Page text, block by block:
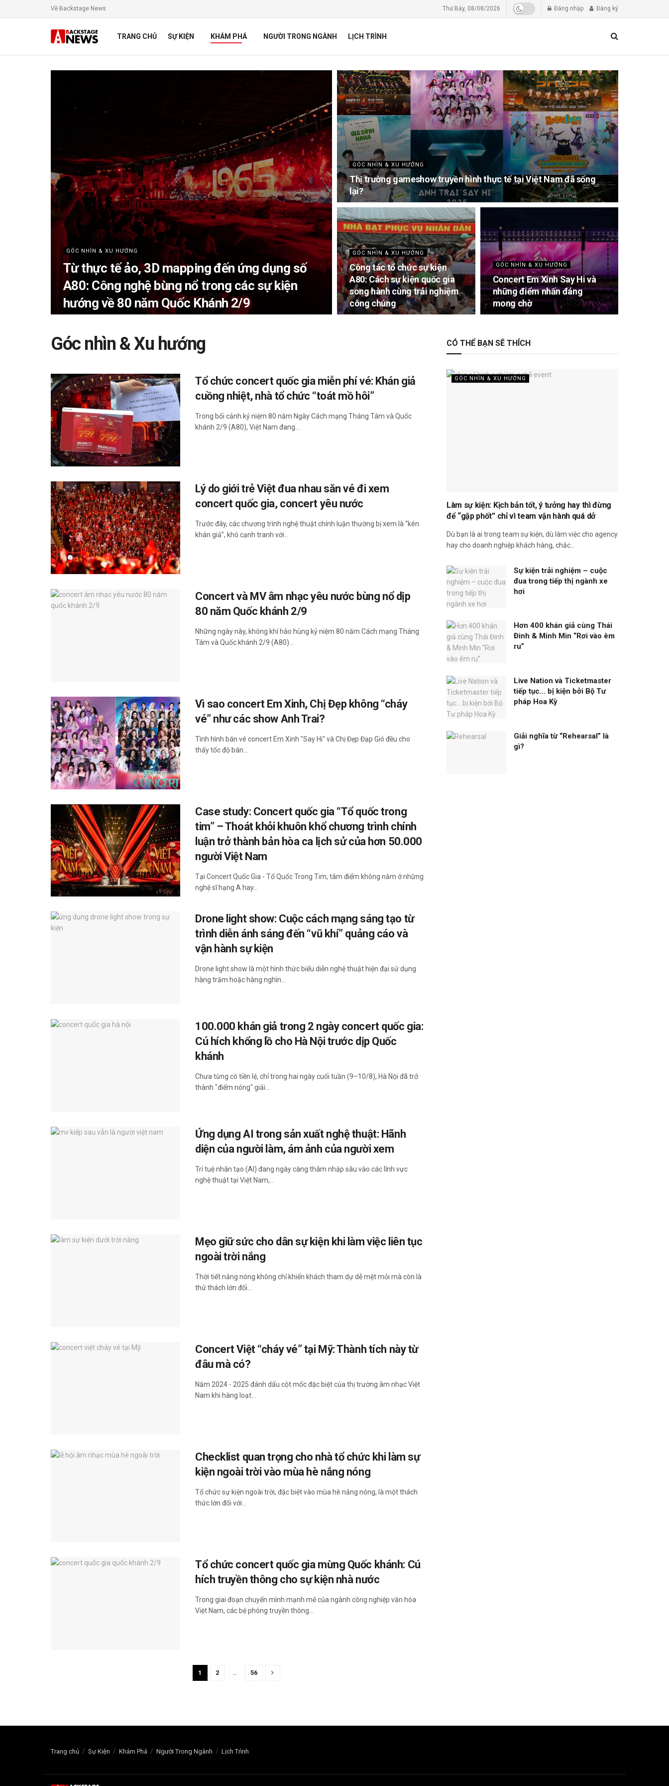
Về Backstage News Thứ Bảy, 08/08/2026 Đăng nhập Đăng ký
TRANG CHỦ SỰ KIỆN KHÁM PHÁ NGƯỜI TRONG NGÀNH LỊCH TRÌNH
GÓC NHÌN & XU HƯỚNG
Từ thực tế ảo, 3D mapping đến ứng dụng số
A80: Công nghệ bùng nổ trong các sự kiện
hướng về 80 năm Quốc Khánh 2/9
GÓC NHÌN & XU HƯỚNG
Thị trường gameshow truyền hình thực tế tại Việt Nam đã sống
lại?
GÓC NHÌN & XU HƯỚNG
Công tác tổ chức sự kiện
A80: Cách sự kiện quốc gia
song hành cùng trải nghiệm
công chúng
GÓC NHÌN & XU HƯỚNG
Concert Em Xinh Say Hi và
những điểm nhấn đáng
mong chờ
Góc nhìn & Xu hướng
Tổ chức concert quốc gia miễn phí vé: Khán giả
cuồng nhiệt, nhà tổ chức “toát mồ hôi”
Trong bối cảnh kỷ niệm 80 năm Ngày Cách mạng Tháng Tám và Quốc
khánh 2/9 (A80), Việt Nam đang...
Lý do giới trẻ Việt đua nhau săn vé đi xem
concert quốc gia, concert yêu nước
Trước đây, các chương trình nghệ thuật chính luận thường bị xem là “kén
khán giả”, khó cạnh tranh với...
Concert và MV âm nhạc yêu nước bùng nổ dịp
80 năm Quốc khánh 2/9
Những ngày này, không khí hào hùng kỷ niệm 80 năm Cách mạng Tháng
Tám và Quốc khánh 2/9 (A80)...
Vì sao concert Em Xinh, Chị Đẹp không “cháy
vé” như các show Anh Trai?
Tình hình bán vé concert Em Xinh "Say Hi" và Chị Đẹp Đạp Gió đều cho
thấy tốc độ bán...
Case study: Concert quốc gia “Tổ quốc trong
tim” – Thoát khỏi khuôn khổ chương trình chính
luận trở thành bản hòa ca lịch sử của hơn 50.000
người Việt Nam
Tại Concert Quốc Gia - Tổ Quốc Trong Tim, tâm điểm không nằm ở những
nghệ sĩ hạng A hay...
Drone light show: Cuộc cách mạng sáng tạo từ
trình diễn ánh sáng đến “vũ khí” quảng cáo và
vận hành sự kiện
Drone light show là một hình thức biểu diễn nghệ thuật hiện đại sử dụng
hàng trăm hoặc hàng nghìn...
100.000 khán giả trong 2 ngày concert quốc gia:
Cú hích khổng lồ cho Hà Nội trước dịp Quốc
khánh
Chưa từng có tiền lệ, chỉ trong hai ngày cuối tuần (9–10/8), Hà Nội đã trở
thành "điểm nóng" giải...
Ứng dụng AI trong sản xuất nghệ thuật: Hãnh
diện của người làm, ám ảnh của người xem
Trí tuệ nhân tạo (AI) đang ngày càng thâm nhập sâu vào các lĩnh vực
nghệ thuật tại Việt Nam,...
Mẹo giữ sức cho dân sự kiện khi làm việc liên tục
ngoài trời nắng
Thời tiết nắng nóng không chỉ khiến khách tham dự dễ mệt mỏi mà còn là
thử thách lớn đối...
Concert Việt “cháy vé” tại Mỹ: Thành tích này từ
đâu mà có?
Năm 2024 - 2025 đánh dấu cột mốc đặc biệt của thị trường âm nhạc Việt
Nam khi hàng loạt...
Checklist quan trọng cho nhà tổ chức khi làm sự
kiện ngoài trời vào mùa hè nắng nóng
Tổ chức sự kiện ngoài trời, đặc biệt vào mùa hè nắng nóng, là một thách
thức lớn đối với...
Tổ chức concert quốc gia mừng Quốc khánh: Cú
hích truyền thông cho sự kiện nhà nước
Trong giai đoạn chuyển mình mạnh mẽ của ngành công nghiệp văn hóa
Việt Nam, các bệ phóng truyền thông...
1 2 56
CÓ THỂ BẠN SẼ THÍCH
GÓC NHÌN & XU HƯỚNG
Làm sự kiện: Kịch bản tốt, ý tưởng hay thì đừng
để “gặp phốt” chỉ vì team vận hành quá dở
Dù bạn là ai trong team sự kiện, dù làm việc cho agency
hay cho doanh nghiệp khách hàng, chắc...
Sự kiện trải nghiệm – cuộc
đua trong tiếp thị ngành xe
hơi
Hơn 400 khán giả cùng Thái
Đinh & Minh Min “Rơi vào êm
ru”
Live Nation và Ticketmaster
tiếp tục… bị kiện bởi Bộ Tư
pháp Hoa Kỳ
Giải nghĩa từ “Rehearsal” là
gì?
Trang chủ Sự Kiện Khám Phá Người Trong Ngành Lịch Trình